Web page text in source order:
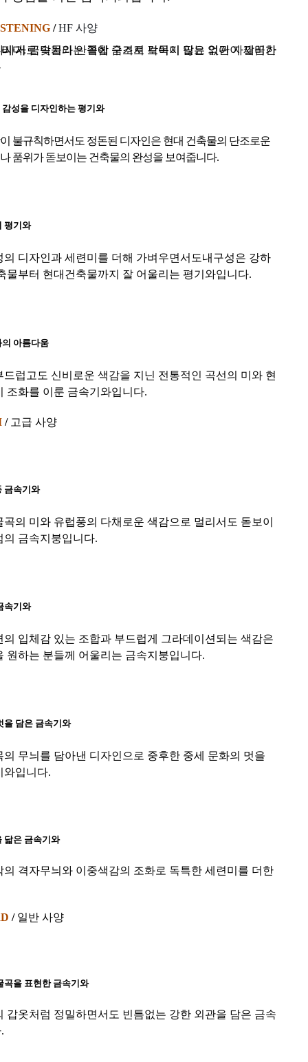
/HF 사양
보이지 않는 외관이 깔끔한 금속기와입니다.
성을 디자인하는 평기와
불규칙하면서도 정돈된 디자인은 현대 건축물의 단조로운
품위가 돋보이는 건축물의 완성을 보여줍니다.
평기와
의 디자인과 세련미를 더해 가벼우면서도내구성은 강하
물부터 현대건축물까지 잘 어울리는 평기와입니다.
아름다움
드럽고도 신비로운 색감을 지닌 전통적인 곡선의 미와 현
조화를 이룬 금속기와입니다.
/ 고급 사양
금속기와
의 미와 유럽풍의 다채로운 색감으로 멀리서도 돋보이
의 금속지붕입니다.
속기와
의 입체감 있는 조합과 부드럽게 그라데이션되는 색감은
원하는 분들께 어울리는 금속지붕입니다.
을 담은 금속기와
의 무늬를 담아낸 디자인으로 중후한 중세 문화의 멋을
와입니다.
닯은 금속기와
의 격자무늬와 이중색감의 조화로 독특한 세련미를 더한
/ 일반 사양
곡을 표현한 금속기와
갑옷처럼 정밀하면서도 빈틈없는 강한 외관을 담은 금속